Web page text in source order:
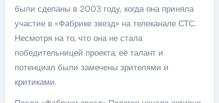
были сделаны в 2003 году, когда она приняла
участие в «Фабрике звезд» на телеканале СТС.
Несмотря на то, что она не стала
победительницей проекта, её талант и
потенциал были замечены зрителями и
критиками.